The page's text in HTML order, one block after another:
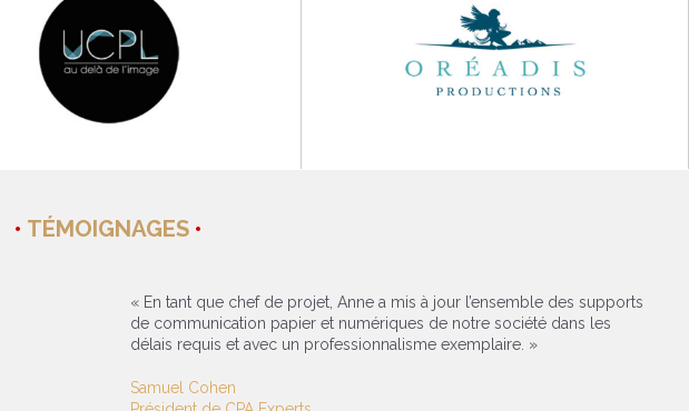
TÉMOIGNAGES
« En tant que chef de projet, Anne a mis à jour l’ensemble des supports
de communication papier et numériques de notre société dans les
délais requis et avec un professionnalisme exemplaire. »
Samuel Cohen